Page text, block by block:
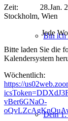
Bin ich
Dein
Zeit: 28.Jan.
Stockholm, Wien
Jede
Bitte laden Sie die
Kalendersystem
Wöchentlich:
https://
vBer6GNaO-